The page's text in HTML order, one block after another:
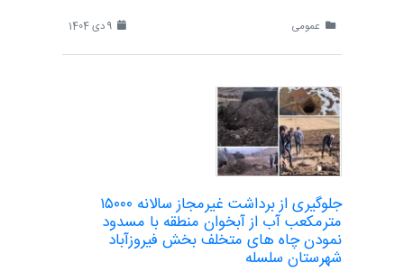
عمومی
جلوگیری از برداشت غیرمجاز سالانه ١۵۰۰۰
مترمکعب آب از آبخوان منطقه با مسدود
نمودن چاه های متخلف بخش فیروزآباد
شهرستان سلسله